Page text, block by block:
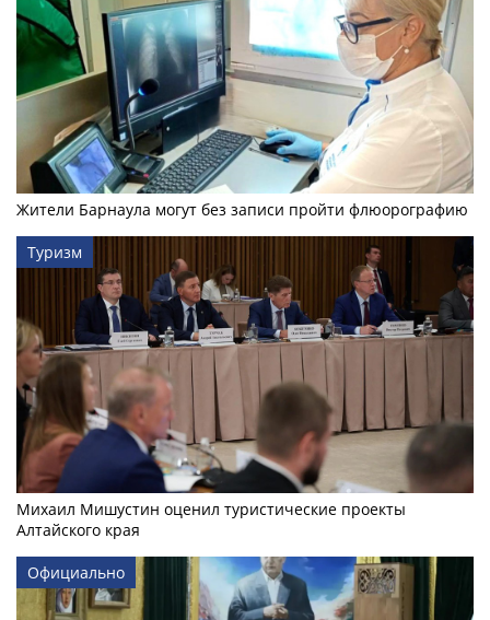
Жители Барнаула могут без записи пройти флюорографию
Туризм
Михаил Мишустин оценил туристические проекты
Алтайского края
Официально